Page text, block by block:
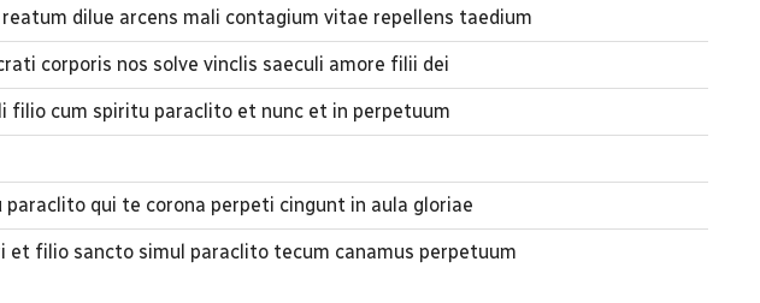
dilue arcens mali contagium vitae repellens taedium
corporis nos solve vinclis saeculi amore filii dei
filio cum spiritu paraclito et nunc et in perpetuum
qui te corona perpeti cingunt in aula gloriae
et filio sancto simul paraclito tecum canamus perpetuum